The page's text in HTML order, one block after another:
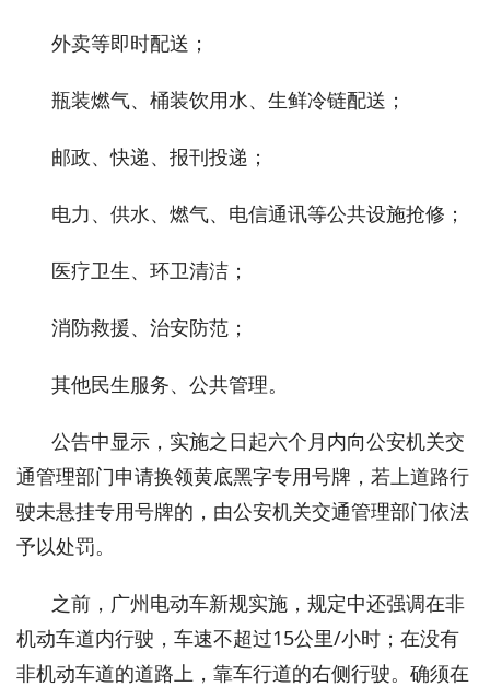
外卖等即时配送；
瓶装燃气、桶装饮用水、生鲜冷链配送；
邮政、快递、报刊投递；
电力、供水、燃气、电信通讯等公共设施抢修；
医疗卫生、环卫清洁；
消防救援、治安防范；
其他民生服务、公共管理。
公告中显示，实施之日起六个月内向公安机关交
通管理部门申请换领黄底黑字专用号牌，若上道路行
驶未悬挂专用号牌的，由公安机关交通管理部门依法
予以处罚。
之前，广州电动车新规实施，规定中还强调在非
机动车道内行驶，车速不超过15公里/小时；在没有
非机动车道的道路上，靠车行道的右侧行驶。确须在